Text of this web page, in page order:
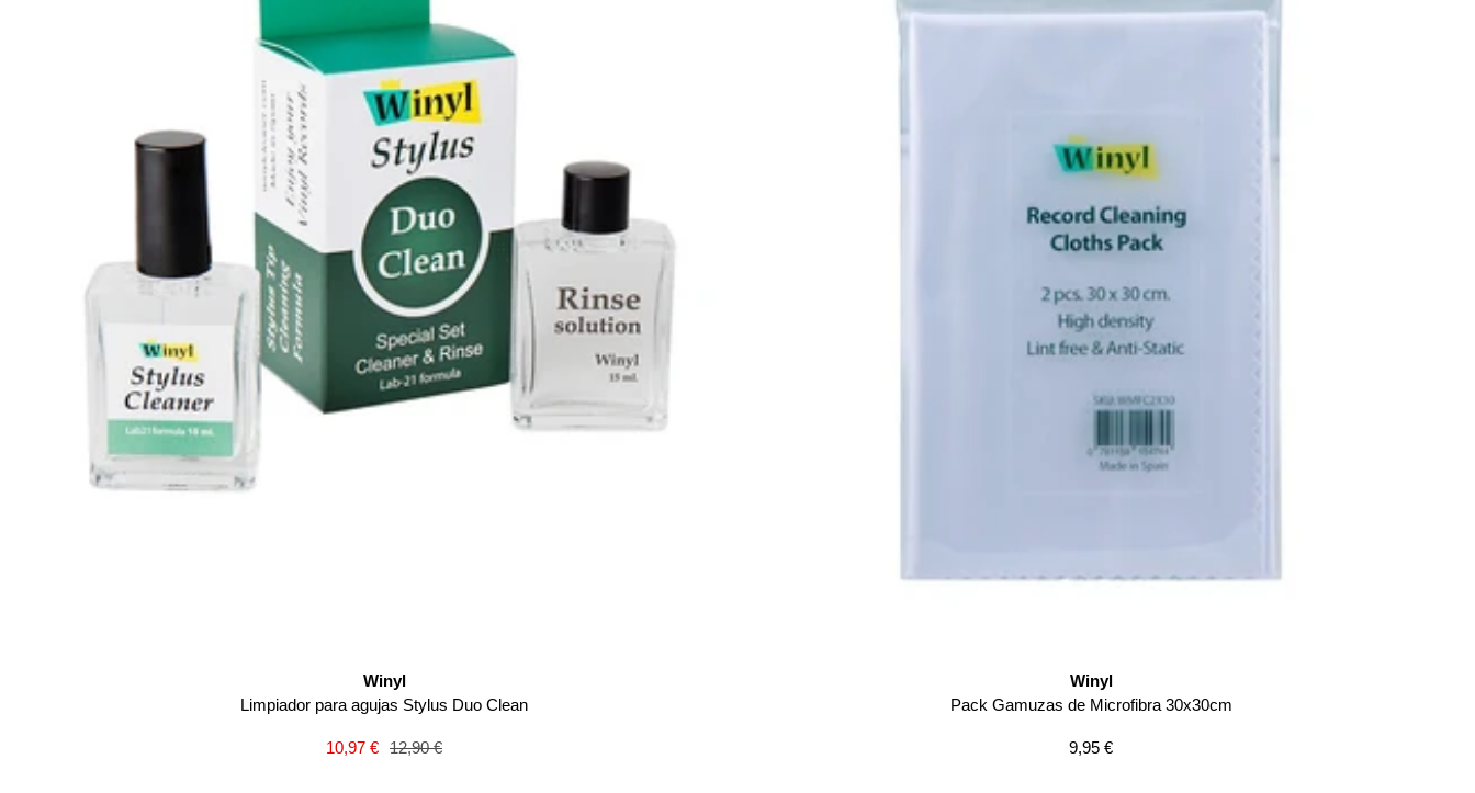
Winyl
Limpiador para agujas Stylus Duo Clean
Precio
10,97 € Precio
12,90 €
Winyl
Pack Gamuzas de Microfibra 30x30cm
Precio
9,95 €